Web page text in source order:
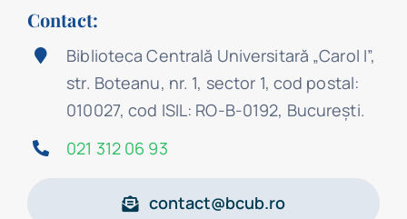
Contact:
Biblioteca Centrală Universitară „Carol I”,
str. Boteanu, nr. 1, sector 1, cod postal:
010027, cod ISIL: RO-B-0192, Bucureşti.
021 312 06 93
contact@bcub.ro